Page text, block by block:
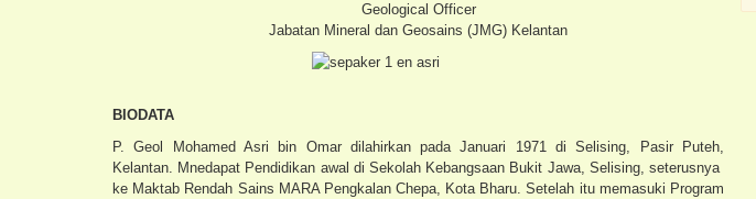
Geological Officer
Jabatan Mineral dan Geosains (JMG) Kelantan
BIODATA
P. Geol Mohamed Asri bin Omar dilahirkan pada Januari 1971 di Selising, Pasir Puteh,
Kelantan. Mnedapat Pendidikan awal di Sekolah Kebangsaan Bukit Jawa, Selising, seterusnya
ke Maktab Rendah Sains MARA Pengkalan Chepa, Kota Bharu. Setelah itu memasuki Program